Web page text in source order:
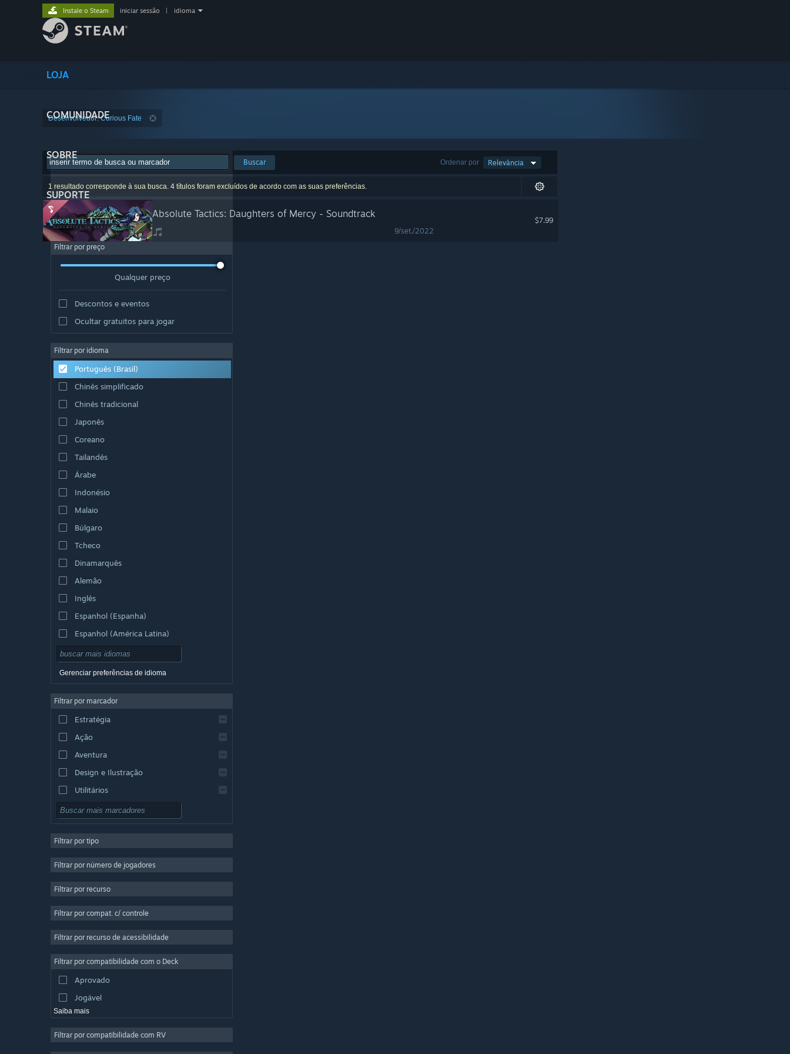
LOJA
COMUNIDADE
SOBRE
SUPORTE
Instale o Steam iniciar sessão idioma
Desenvolvedor: Curious Fate
Ordenar por Relevância
Buscar
1 resultado corresponde à sua busca. 4 títulos foram excluídos de acordo com as suas preferências.
Absolute Tactics: Daughters of Mercy - Soundtrack
9/set./2022
$7.99
Filtrar por preço
Qualquer preço
Descontos e eventos
Ocultar gratuitos para jogar
Filtrar por idioma
Português (Brasil)
Chinês simplificado
Chinês tradicional
Japonês
Coreano
Tailandês
Árabe
Indonésio
Malaio
Búlgaro
Tcheco
Dinamarquês
Alemão
Inglês
Espanhol (Espanha)
Espanhol (América Latina)
Gerenciar preferências de idioma
Filtrar por marcador
Estratégia
Ação
Aventura
Design e Ilustração
Utilitários
Gratuito para Jogar
Multijogador Massivo
Casual
Simulação
Produção de Vídeo
Edição de Fotos
Filtrar por tipo
Filtrar por número de jogadores
Filtrar por recurso
Filtrar por compat. c/ controle
Filtrar por recurso de acessibilidade
Filtrar por compatibilidade com o Deck
Aprovado
Jogável
Saiba mais
Filtrar por compatibilidade com RV